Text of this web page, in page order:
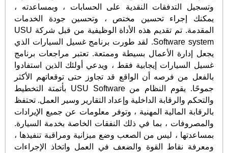
وتسجيل التدفقات النقدية على الحسابات ، وبمساعدته ،
يمكنك إجراء تحسين مختص ، وتحسين جودة الخدمات
المقدمة. تم تقديم هذه الأداة الوظيفية من قبل شركة USU
Software system. لقد طورت برنامج غسيل السيارات الذي
يجعل إدارة الأعمال بسيطة وممتعة. تعتبر مراجعات برنامج
غسيل السيارات إيجابية فقط ، ويدعي أولئك الذين استفادوا
بالفعل من فرصه أن الواقع قد تجاوز حتى توقعاتهم الأكثر
جموحًا. يقوم النظام من USU Software بأتمتة التخطيط
والتحكم والرقابة الداخلية وإعداد التقارير وسير العمل. تحتفظ
بالرقابة المالية المهنية ، وتوفر معلومات عن جميع الإيرادات
والمصروفات ، بما في ذلك النفقات الخاصة بخدمة السيارة.
بمساعدتها ، ليس من الصعب وضع ميزانية ومراقبة تنفيذها ،
ومعرفة نقاط القوة والضعف في العمل واتخاذ الإجراءات